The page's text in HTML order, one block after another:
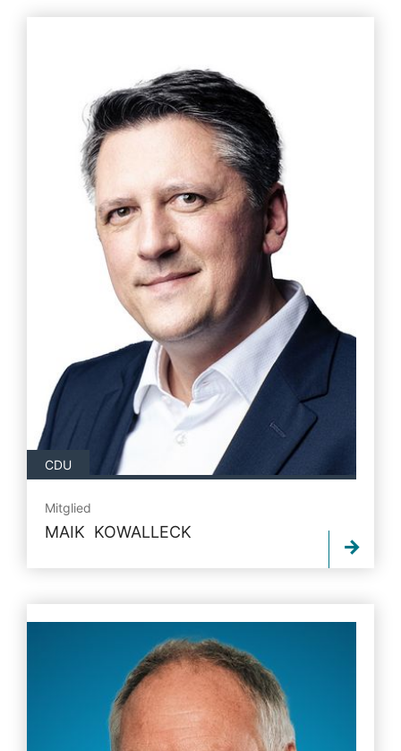
CDU
Mitglied
MAIK KOWALLECK